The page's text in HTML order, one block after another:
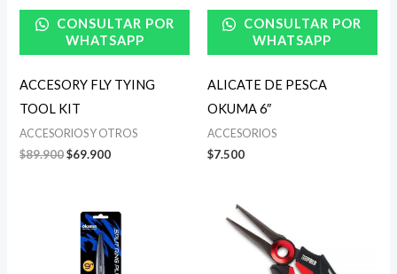
CONSULTAR POR
WHATSAPP
ACCESORY FLY TYING
TOOL KIT
ACCESORIOS Y OTROS
$89.900$69.900
CONSULTAR POR
WHATSAPP
ALICATE DE PESCA
OKUMA 6″
ACCESORIOS
$7.500